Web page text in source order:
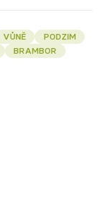
VŮNĚ
PODZIM
BRAMBOR